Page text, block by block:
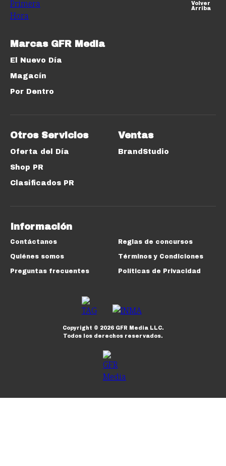
Volver
Arriba
Marcas GFR Media
El Nuevo Día
Magacín
Por Dentro
Otros Servicios
Oferta del Día
Shop PR
Clasificados PR
Ventas
BrandStudio
Información
Contáctanos
Quiénes somos
Preguntas frecuentes
Reglas de concursos
Términos y Condiciones
Políticas de Privacidad
Copyright © 2026GFR Media LLC.
Todos los derechos reservados.